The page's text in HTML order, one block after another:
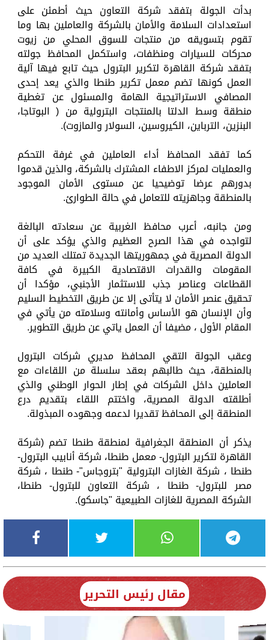
بدأت الجولة بتفقد شركة التعاون حيث أطمئن على
استعدادات السلامة والأمان بالشركة والعاملين بها وما
تقوم بتسويقه من منتجات للسوق المحلي من زيوت
محركات للسيارات ومنظفات، واستكمل المحافظ جولته
بتفقد شركة القاهرة لتكرير البترول حيث تابع فيها آلية
العمل كونها تضم معمل تكرير طنطا والذي يعد إحدى
المصافي الاستراتيجية الهامة والمسئول عن تغطية
منطقة وسط الدلتا بالمنتجات البترولية من ( البوتاجا،
البنزين، الترباين، الكيروسين، السولار والمازوت).
كما تفقد المحافظ أداء العاملين في غرفة التحكم
والعمليات لمركز الاطفاء المشترك بالشركة، والذين قدموا
بدورهم عرضا توضيحيا عن مستوى الأمان الموجود
بالمنطقة وجاهزيته للتعامل في حالة الطوارئ.
ومن جانبه، أعرب محافظ الغربية عن سعادته البالغة
لتواجده في هذا الصرح العظيم والذي يؤكد على أن
الدولة المصرية في جمهوريتها الجديدة تمتلك العديد من
المقومات والقدرات الاقتصادية الكبيرة في كافة
القطاعات وعناصر جذب للاستثمار الأجنبي، مؤكدا أن
تحقيق عنصر الأمان لا يتأتى إلا عن طريق التخطيط السليم
وأن الإنسان هو الأساس وأمانته وسلامته من يأتي في
المقام الأول ، مضيفا أن العمل ياتي عن طريق التطوير.
وعقب الجولة التقي المحافظ مديري شركات البترول
بالمنطقة، حيث طالبهم بعقد سلسلة من اللقاءات مع
العاملين داخل الشركات في إطار الحوار الوطني والذي
أطلقته الدولة المصرية، واختتم اللقاء بتقديم درع
المنطقة إلى المحافظ تقديرا لدعمه وجهوده المبذولة.
يذكر أن المنطقة الجغرافية لمنطقة طنطا تضم (شركة
القاهرة لتكرير البترول- معمل طنطا، شركة أنابيب البترول-
طنطا ، شركة الغازات البترولية "بتروجاس"- طنطا ، شركة
مصر للبترول- طنطا ، شركة التعاون للبترول- طنطا،
الشركة المصرية للغازات الطبيعية "جاسكو).
مقال رئيس التحرير